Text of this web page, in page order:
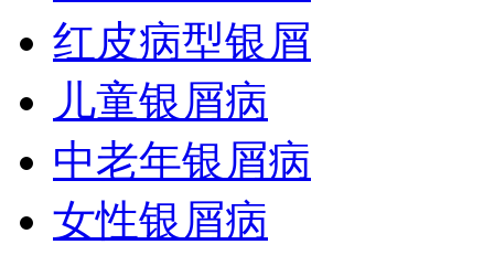
红皮病型银屑
儿童银屑病
中老年银屑病
女性银屑病